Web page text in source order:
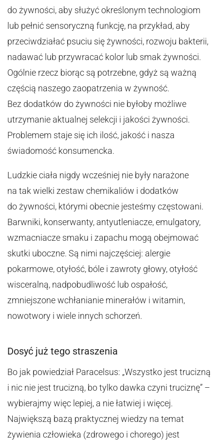
do żywności, aby służyć określonym technologiom
lub pełnić sensoryczną funkcję, na przykład, aby
przeciwdziałać psuciu się żywności, rozwoju bakterii,
nadawać lub przywracać kolor lub smak żywności.
Ogólnie rzecz biorąc są potrzebne, gdyż są ważną
częścią naszego zaopatrzenia w żywność.
Bez dodatków do żywności nie byłoby możliwe
utrzymanie aktualnej selekcji i jakości żywności.
Problemem staje się ich ilość, jakość i nasza
świadomość konsumencka.
Ludzkie ciała nigdy wcześniej nie były narażone
na tak wielki zestaw chemikaliów i dodatków
do żywności, którymi obecnie jesteśmy częstowani.
Barwniki, konserwanty, antyutleniacze, emulgatory,
wzmacniacze smaku i zapachu mogą obejmować
skutki uboczne. Są nimi najczęściej: alergie
pokarmowe, otyłość, bóle i zawroty głowy, otyłość
wisceralną, nadpobudliwość lub ospałość,
zmniejszone wchłanianie minerałów i witamin,
nowotwory i wiele innych schorzeń.
Dosyć już tego straszenia
Bo jak powiedział Paracelsus: „Wszystko jest trucizną
i nic nie jest trucizną, bo tylko dawka czyni truciznę” –
wybierajmy więc lepiej, a nie łatwiej i więcej.
Największą bazą praktycznej wiedzy na temat
żywienia człowieka (zdrowego i chorego) jest